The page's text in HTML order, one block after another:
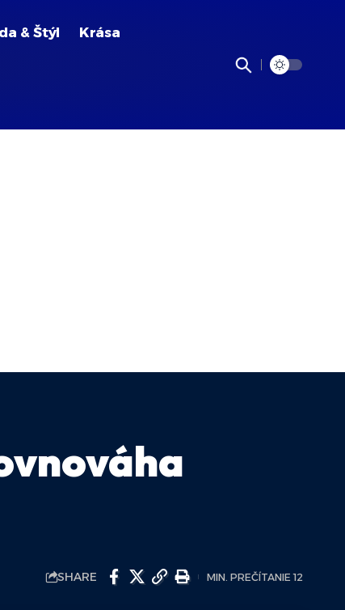
& Štýl Krása
SHARE MIN. PREČÍTANIE 12